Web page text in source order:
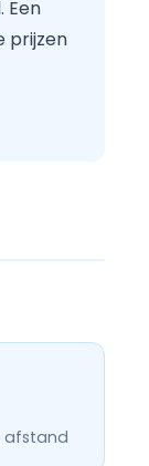
Een
prijzen
afstand